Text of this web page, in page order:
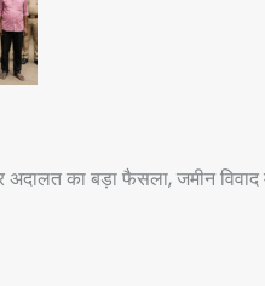
अदालत का बड़ा फैसला, जमीन